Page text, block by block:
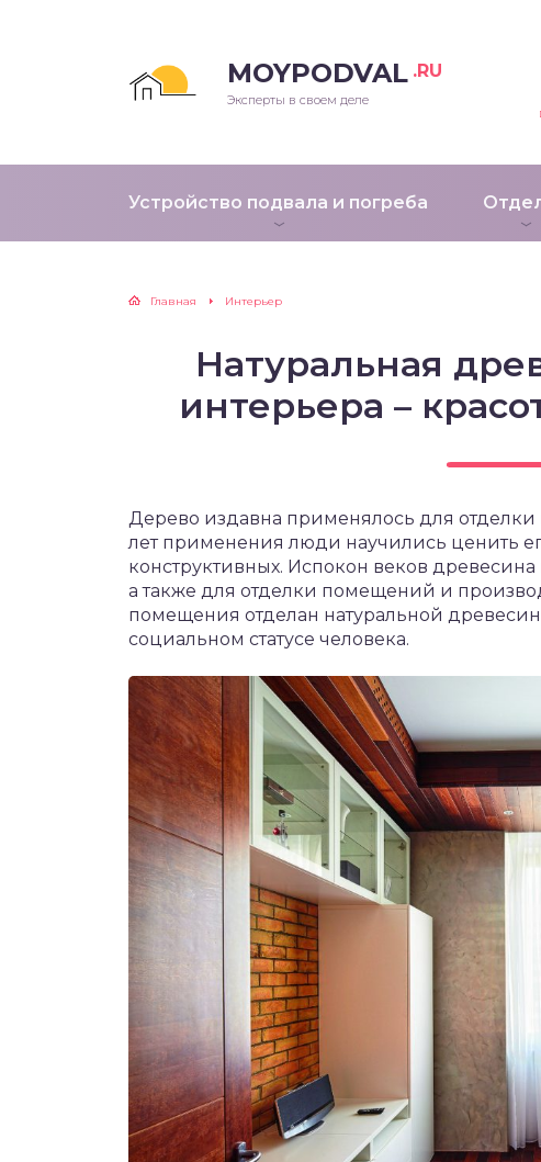
MOYPODVAL .RU
Эксперты в своем деле
Устройство подвала и погреба
Главная Интерьер
Натуральная
интерьера –
Дерево издавна применялось для
лет применения люди научились ценить
конструктивных. Испокон веков
а также для отделки помещений и
помещения отделан натуральной
социальном статусе человека.